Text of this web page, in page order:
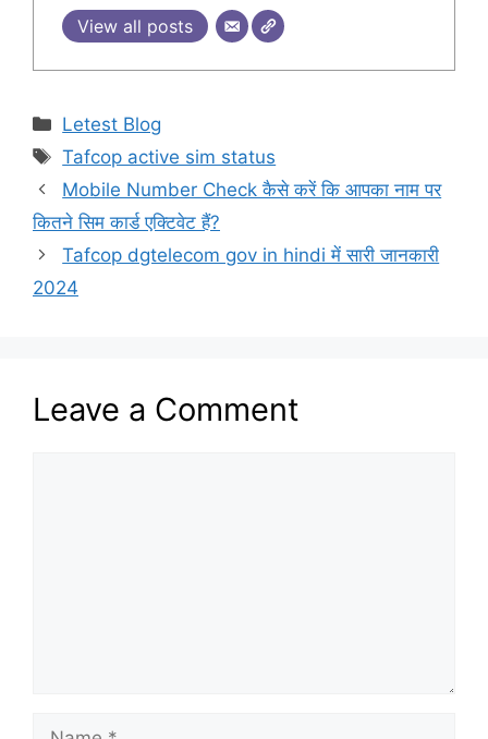
View all posts
Categories
Letest Blog
Tags
Tafcop active sim status
Mobile Number Check कैसे करें कि आपका नाम पर
कितने सिम कार्ड एक्टिवेट हैं?
Tafcop dgtelecom gov in hindi में सारी जानकारी
2024
Leave a Comment
Name